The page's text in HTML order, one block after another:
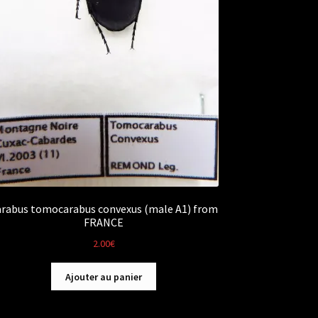
tomocarabus convexus (male A1) from
FRANCE
2.00€
Ajouter au panier